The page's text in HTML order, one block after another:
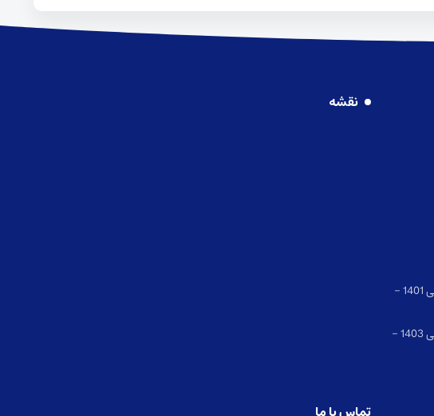
کادر اجرایی سال تحصیلی 1401 –
کادر اجرایی سال تحصیلی 1403 –
نقشه